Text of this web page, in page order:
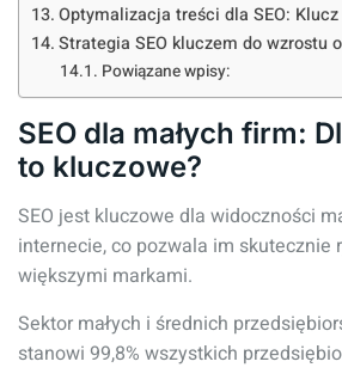
Optymalizacja treści dla SEO:
Strategia SEO kluczem do wzrostu
Powiązane wpisy:
SEO dla małych firm:
to kluczowe?
SEO jest kluczowe dla widoczności
internecie, co pozwala im skutecznie
większymi markami.
Sektor małych i średnich
stanowi 99,8% wszystkich